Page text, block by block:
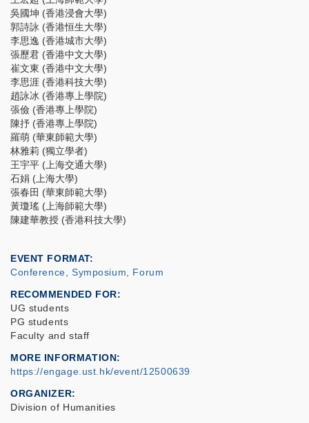
吳國坤 (香港浸會大學)
郭詩詠 (香港恒生大學)
李思逸 (香港城市大學)
張歷君 (香港中文大學)
崔文東 (香港中文大學)
李思涯 (香港科技大學)
趙詠冰 (香港專上學院)
張儉 (香港專上學院)
陳抒 (香港專上學院)
羅萌 (華東師範大學)
林雅莉 (獨立學者)
王宇平 (上海交通大學)
石娟 (上海大學)
張春田 (華東師範大學)
黃瓊瑤 (上海師範大學)
陳建華教授 (香港科技大學)
EVENT FORMAT
Conference, Symposium, Forum
RECOMMENDED FOR
UG students
PG students
Faculty and staff
MORE INFORMATION
https://engage.ust.hk/event/12500639
ORGANIZER
Division of Humanities